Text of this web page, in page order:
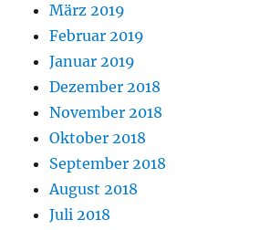
März 2019
Februar 2019
Januar 2019
Dezember 2018
November 2018
Oktober 2018
September 2018
August 2018
Juli 2018